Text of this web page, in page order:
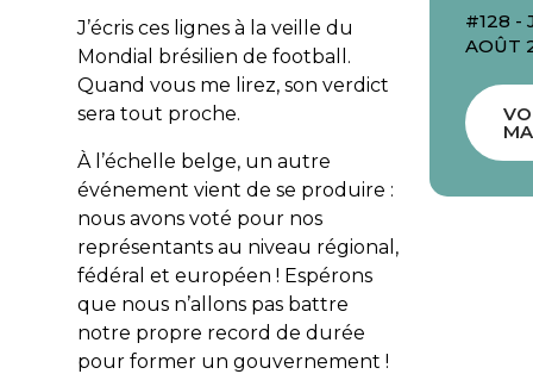
J’écris ces lignes à la veille du
Mondial brésilien de football.
Quand vous me lirez, son verdict
sera tout proche.
À l’échelle belge, un autre
événement vient de se produire :
nous avons voté pour nos
représentants au niveau régional,
fédéral et européen ! Espérons
que nous n’allons pas battre
notre propre record de durée
pour former un gouvernement !
#128 -
AOÛT